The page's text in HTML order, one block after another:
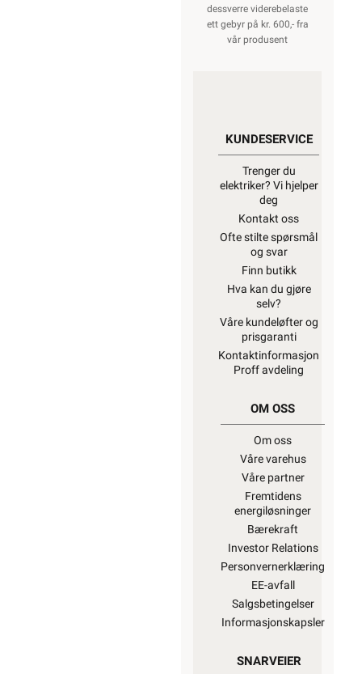
dessverre viderebelaste
ett gebyr på kr. 600,- fra
vår produsent
KUNDESERVICE
Trenger du
elektriker? Vi hjelper
deg
Kontakt oss
Ofte stilte spørsmål
og svar
Finn butikk
Hva kan du gjøre
selv?
Våre kundeløfter og
prisgaranti
Kontaktinformasjon
Proff avdeling
OM OSS
Om oss
Våre varehus
Våre partner
Fremtidens
energiløsninger
Bærekraft
Investor Relations
Personvernerklæring
EE-avfall
Salgsbetingelser
Informasjonskapsler
SNARVEIER